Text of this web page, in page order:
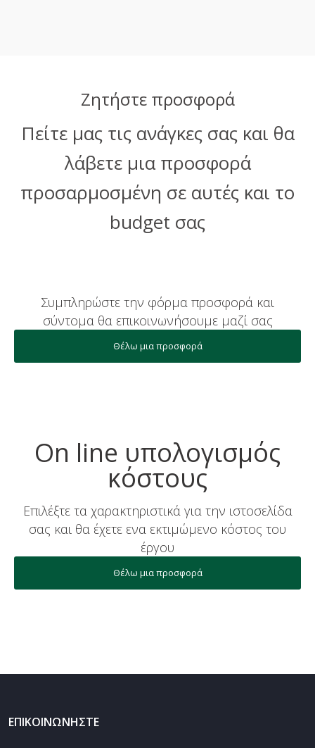
Ζητήστε προσφορά
Πείτε μας τις ανάγκες σας και θα
λάβετε μια προσφορά
προσαρμοσμένη σε αυτές και το
budget σας
Συμπληρώστε την φόρμα προσφορά και
σύντομα θα επικοινωνήσουμε μαζί σας
Θέλω μια προσφορά
On line υπολογισμός
κόστους
Επιλέξτε τα χαρακτηριστικά για την ιστοσελίδα
σας και θα έχετε ενα εκτιμώμενο κόστος του
έργου
Θέλω μια προσφορά
ΕΠΙΚΟΙΝΩΝΉΣΤΕ